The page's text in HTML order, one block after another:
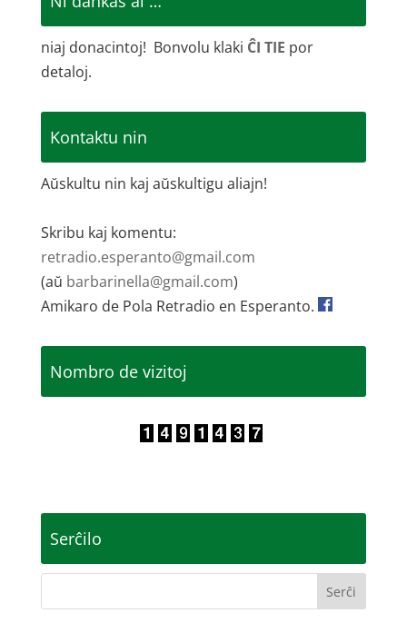
niaj donacintoj! Bonvolu klaki ĈI TIE por
detaloj.
Kontaktu nin
Aŭskultu nin kaj aŭskultigu aliajn!
Skribu kaj komentu:
retradio.esperanto@gmail.com
(aŭ barbarinella@gmail.com)
Amikaro de Pola Retradio en Esperanto.
Nombro de vizitoj
Serĉilo